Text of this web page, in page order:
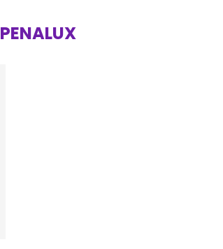
PENALUX